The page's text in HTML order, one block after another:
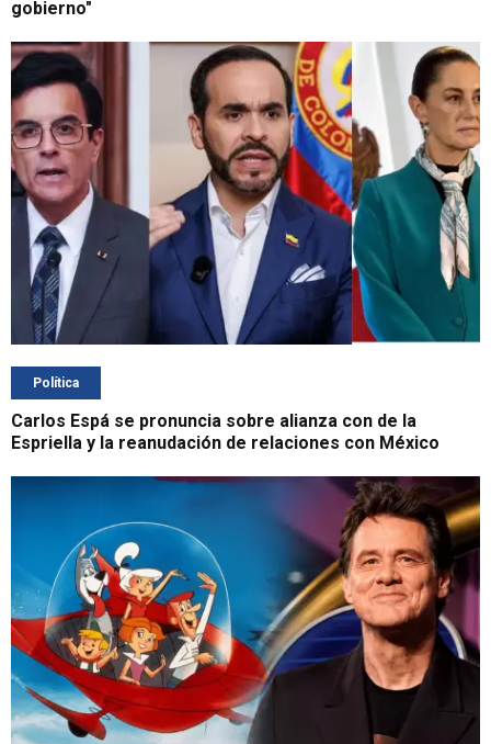
gobierno"
Política
Carlos Espá se pronuncia sobre alianza con de la
Espriella y la reanudación de relaciones con México